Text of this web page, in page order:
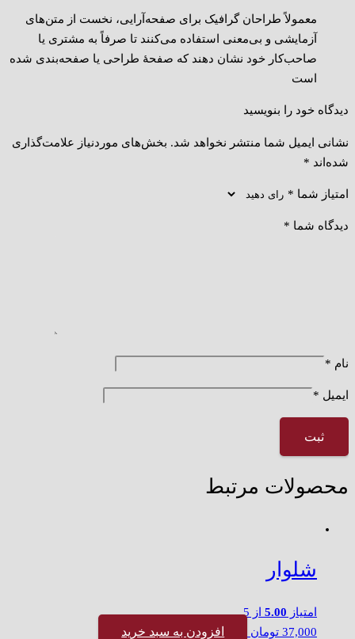
معمولاً طراحان گرافیک برای صفحه‌آرایی، نخست از متن‌های
آزمایشی و بی‌معنی استفاده می‌کنند تا صرفاً به مشتری یا
صاحب‌کار خود نشان دهند که صفحهٔ طراحی یا صفحه‌بندی شده
است
دیدگاه خود را بنویسید
نشانی ایمیل شما منتشر نخواهد شد. بخش‌های موردنیاز علامت‌گذاری
شده‌اند *
امتیاز شما *
دیدگاه شما *
نام *
ایمیل *
محصولات مرتبط
شلوار
امتیاز 5.00 از 5
37,000 تومان افزودن به سبد خرید